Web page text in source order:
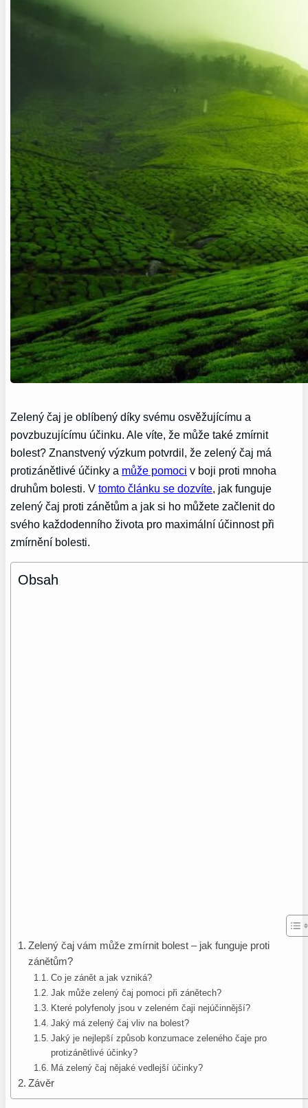
Zelený čaj je oblíbený díky svému osvěžujícímu a
povzbuzujícímu účinku. Ale víte, že může také zmírnit
bolest? Znanstvený výzkum potvrdil, že zelený čaj má
protizánětlivé účinky a může pomoci v boji proti mnoha
druhům bolesti. Vtomto článku se dozvíte, jak funguje
zelený čaj proti zánětům a jak si ho můžete začlenit do
svého každodenního života pro maximální účinnost při
zmírnění bolesti.
Obsah
Zelený čaj vám může zmírnit bolest – jak funguje proti
zánětům?
Co je zánět a jak vzniká?
Jak může zelený čaj pomoci při zánětech?
Které polyfenoly jsou v zeleném čaji nejúčinnější?
Jaký má zelený čaj vliv na bolest?
Jaký je nejlepší způsob konzumace zeleného čaje pro
protizánětlivé účinky?
Má zelený čaj nějaké vedlejší účinky?
Závěr